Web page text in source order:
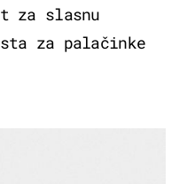
za slasnu
za palačinke